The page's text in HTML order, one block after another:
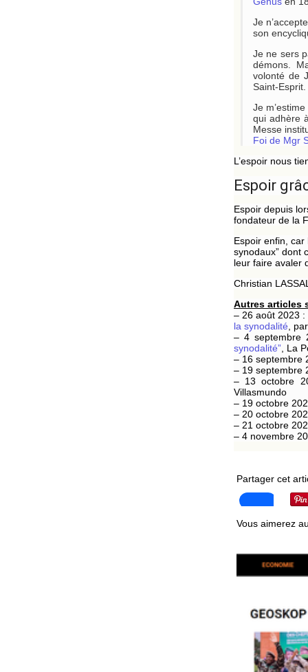
Je
son
Je ne sers
démons.
volonté de
Saint-Esprit.
Je
qui adhère
Messe
Foi de Mgr
L’espoir nous
Espoir
Espoir depuis
fondateur de la
Espoir enfin,
synodaux” dont
leur faire avaler
Christian
Autres articles
– 26 août 2023 :
la synodalité ,
– 4 septembre
synodalité” , La
– 16 septembre
– 19 septembre
– 13 octobre
Villasmundo
– 19 octobre
– 20 octobre
– 21 octobre
– 4 novembre
Partager cet
Vous aimerez